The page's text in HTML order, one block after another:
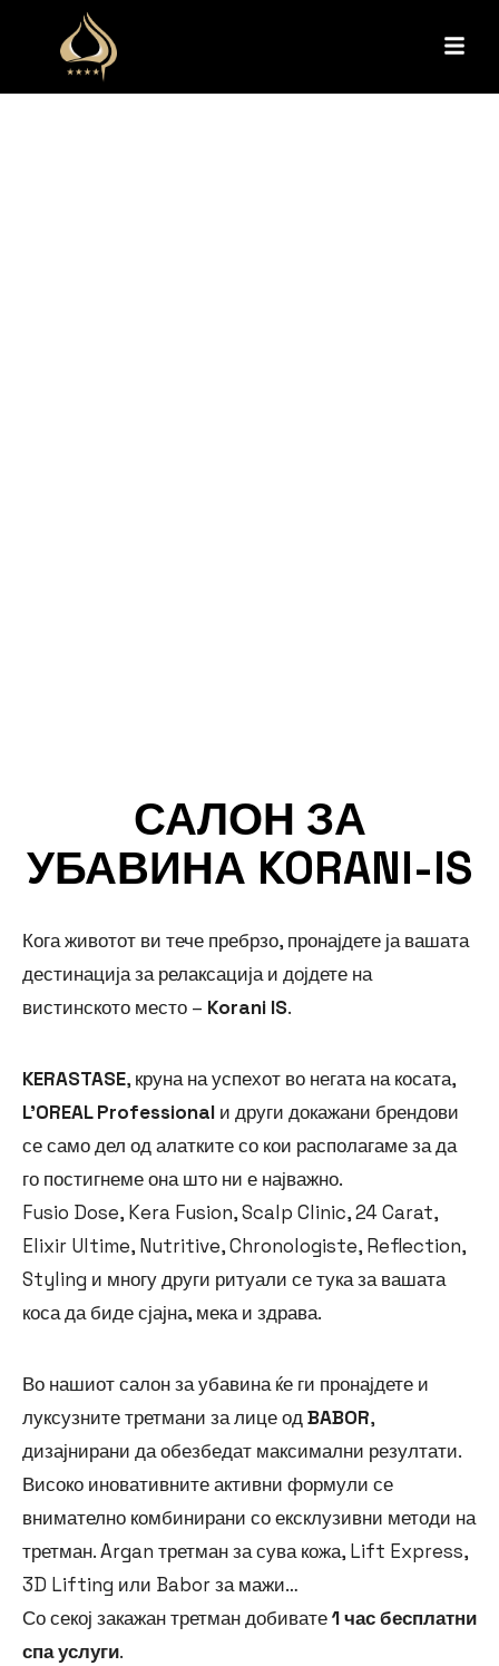
САЛОН ЗА
УБАВИНА KORANI-IS
Кога животот ви тече пребрзо, пронајдете ја вашата
дестинација за релаксација и дојдете на
вистинското место – Korani IS.
KERASTASE, круна на успехот во негата на косата,
L’OREAL Professional и други докажани брендови
се само дел од алатките со кои располагаме за да
го постигнеме она што ни е најважно.
Fusio Dose, Kera Fusion, Scalp Clinic, 24 Carat,
Elixir Ultime, Nutritive, Chronologiste, Reflection,
Styling и многу други ритуали се тука за вашата
коса да биде сјајна, мека и здрава.
Во нашиот салон за убавина ќе ги пронајдете и
луксузните третмани за лице одBABOR,
дизајнирани да обезбедат максимални резултати.
Високо иновативните активни формули се
внимателно комбинирани со ексклузивни методи на
третман. Argan третман за сува кожа, Lift Express,
3D Lifting или Babor за мажи…
Со секој закажан третман добивате1 час бесплатни
спа услуги.